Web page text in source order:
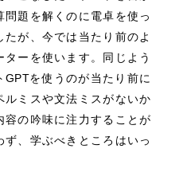
題を解くのに電卓を使っ
が、今では当たり前のよ
ーを使います。同じよう
GPTを使うのが当たり前に
ミスや文法ミスがないか
容の吟味に注力することが
、学ぶべきところはいっ